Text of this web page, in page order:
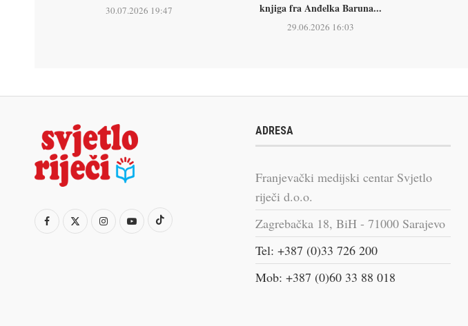
30.07.2026 19:47
knjiga fra Anđelka Baruna...
29.06.2026 16:03
ADRESA
Franjevački medijski centar Svjetlo
riječi d.o.o.
Zagrebačka 18, BiH - 71000 Sarajevo
Tel: +387 (0)33 726 200
Mob: +387 (0)60 33 88 018